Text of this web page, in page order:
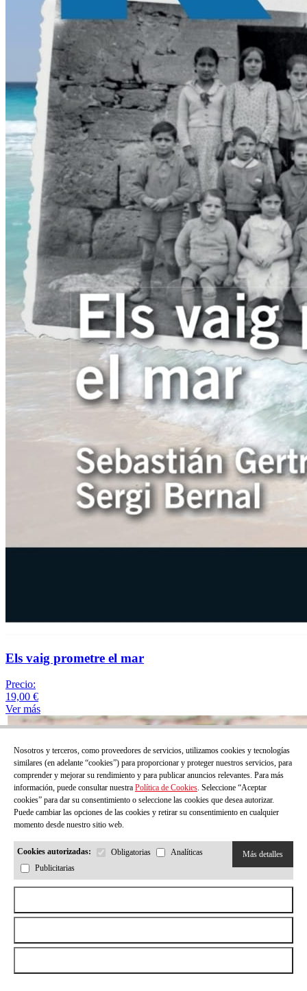
Els vaig prometre el mar
Precio:
19,00 €
Ver más
Nosotros y terceros, como proveedores de servicios, utilizamos cookies y tecnologías
similares (en adelante “cookies”) para proporcionar y proteger nuestros servicios, para
comprender y mejorar su rendimiento y para publicar anuncios relevantes. Para más
información, puede consultar nuestra Política de Cookies. Seleccione “Aceptar
cookies” para dar su consentimiento o seleccione las cookies que desea autorizar.
Puede cambiar las opciones de las cookies y retirar su consentimiento en cualquier
momento desde nuestro sitio web.
Cookies autorizadas: Obligatorias
Analíticas
Publicitarias
Más detalles